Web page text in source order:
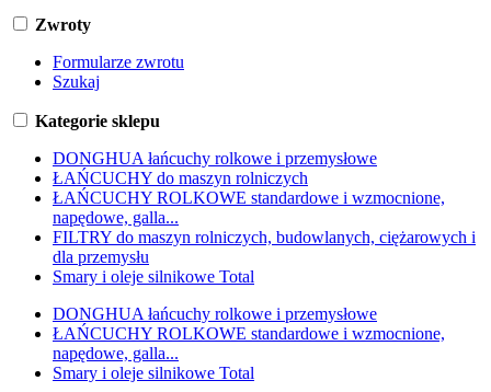
Zwroty
Formularze zwrotu
Szukaj
Kategorie sklepu
DONGHUA łańcuchy rolkowe i przemysłowe
ŁAŃCUCHY do maszyn rolniczych
ŁAŃCUCHY ROLKOWE standardowe i wzmocnione,
napędowe, galla...
FILTRY do maszyn rolniczych, budowlanych, ciężarowych i
dla przemysłu
Smary i oleje silnikowe Total
DONGHUA łańcuchy rolkowe i przemysłowe
ŁAŃCUCHY ROLKOWE standardowe i wzmocnione,
napędowe, galla...
Smary i oleje silnikowe Total